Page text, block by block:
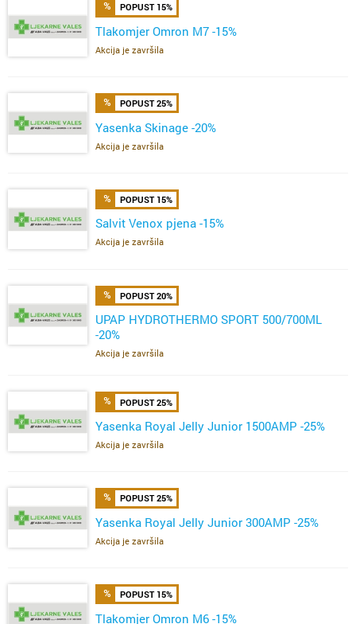
POPUST 15%
Tlakomjer Omron M7 -15%
Akcija je završila
POPUST 25%
Yasenka Skinage -20%
Akcija je završila
POPUST 15%
Salvit Venox pjena -15%
Akcija je završila
POPUST 20%
UPAP HYDROTHERMO SPORT 500/700ML
-20%
Akcija je završila
POPUST 25%
Yasenka Royal Jelly Junior 1500AMP -25%
Akcija je završila
POPUST 25%
Yasenka Royal Jelly Junior 300AMP -25%
Akcija je završila
POPUST 15%
Tlakomjer Omron M6 -15%